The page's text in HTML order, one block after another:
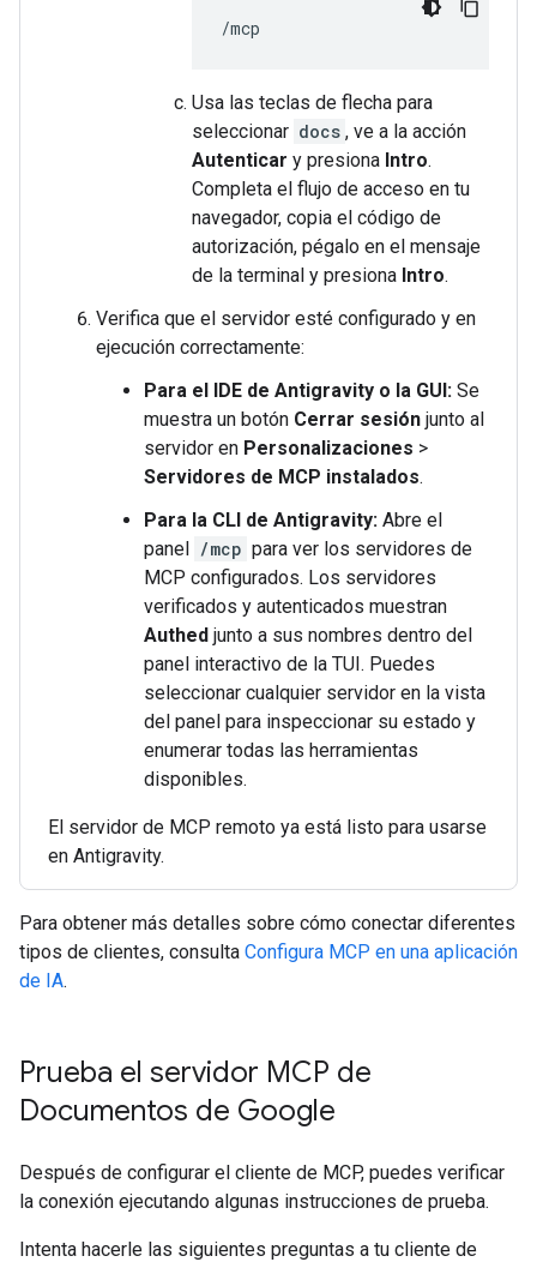
Usa las teclas de flecha para
seleccionar docs , ve a la acción
Autenticar y presiona Intro.
Completa el flujo de acceso en tu
navegador, copia el código de
autorización, pégalo en el mensaje
de la terminal y presiona Intro.
Verifica que el servidor esté configurado y en
ejecución correctamente:
Para el IDE de Antigravity o la GUI: Se
muestra un botón Cerrar sesión junto al
servidor en Personalizaciones >
Servidores de MCP instalados.
Para la CLI de Antigravity: Abre el
panel /mcp para ver los servidores de
MCP configurados. Los servidores
verificados y autenticados muestran
Authed junto a sus nombres dentro del
panel interactivo de la TUI. Puedes
seleccionar cualquier servidor en la vista
del panel para inspeccionar su estado y
enumerar todas las herramientas
disponibles.
El servidor de MCP remoto ya está listo para usarse
en Antigravity.
Para obtener más detalles sobre cómo conectar diferentes
tipos de clientes, consulta Configura MCP en una aplicación
de IA.
Prueba el servidor MCP de
Documentos de Google
Después de configurar el cliente de MCP, puedes verificar
la conexión ejecutando algunas instrucciones de prueba.
Intenta hacerle las siguientes preguntas a tu cliente de